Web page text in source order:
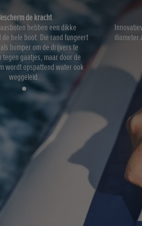
de kracht
hebben een dikke
hele boot. Die rand fungeert
bumper om de drijvers te
tegen gaatjes, maar door de
wordt opspattend water ook
weggeleid.
diameter